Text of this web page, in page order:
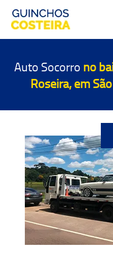
Auto Socorro no
Roseira, em